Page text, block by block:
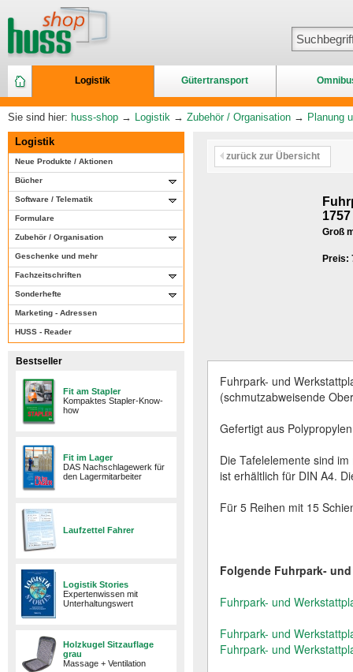
Logistik Gütertransport
Sie sind hier: huss-shop → Logistik → Zubehör / Organisation → Planung
Logistik
Neue Produkte / Aktionen
Bücher
Software / Telematik
Formulare
Zubehör / Organisation
Geschenke und mehr
Fachzeitschriften
Sonderhefte
Marketing - Adressen
HUSS - Reader
Bestseller
Fit am Stapler
Kompaktes Stapler-Know-
how
Fit im Lager
DAS Nachschlagewerk für
den Lagermitarbeiter
Laufzettel Fahrer
Logistik Stories
Expertenwissen mit
Unterhaltungswert
Holzkugel Sitzauflage
grau
Massage + Ventilation
zurück zur Übersicht
Groß
Fuhrpark- und
(schmutzabweisende
Gefertigt aus
Die Tafelelemente sind
ist erhältlich für DIN A4.
Für 5 Reihen mit 15
Folgende Fuhrpark-
Fuhrpark- und
Fuhrpark- und
Fuhrpark- und